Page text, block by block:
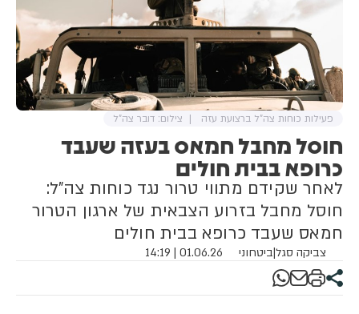
חוסל מחבל חמאס בעזה שעבד
כרופא בבית חולים
לאחר שקידם מתווי טרור נגד כוחות צה"ל:
חוסל מחבל בזרוע הצבאית של ארגון הטרור
חמאס שעבד כרופא בבית חולים
צביקה סגל|ביטחוני 01.06.26 | 14:19
פעילות כוחות צה"ל ברצועת עזה צילום: דובר צה"ל